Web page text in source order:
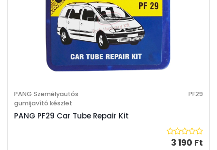
PANG PF29 Car Tube Repair Kit
PANG Személyautós
gumijavító készlet
PF29
3 190 Ft